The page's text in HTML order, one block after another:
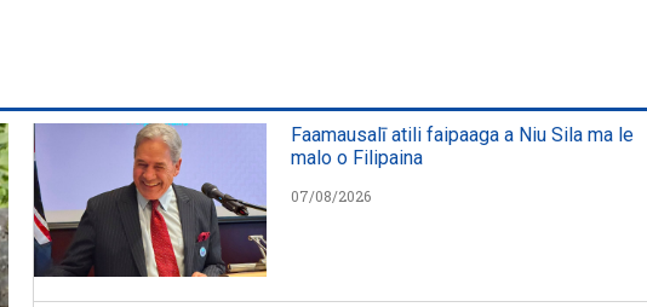
Faamausalī atili faipaaga a Niu Sila ma le
malo o Filipaina
07/08/2026